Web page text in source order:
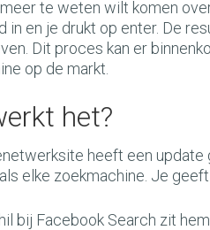
te weten wilt komen
in en je drukt op enter. De
Dit proces kan er
op de markt.
het?
heeft een update
elke zoekmachine. Je
bij Facebook Search zit